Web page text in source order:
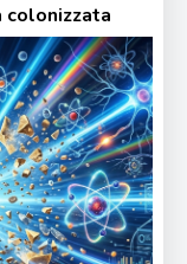
colonizzata